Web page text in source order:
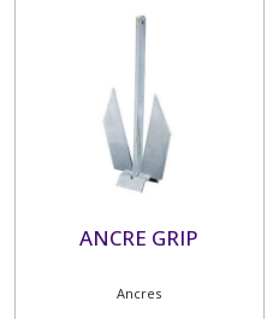
ANCRE GRIP
Ancres